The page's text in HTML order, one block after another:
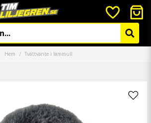
Hem Tvättvante i lammull